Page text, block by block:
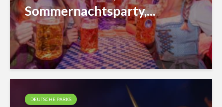
Sommernachtsparty,...
DEUTSCHE PARKS